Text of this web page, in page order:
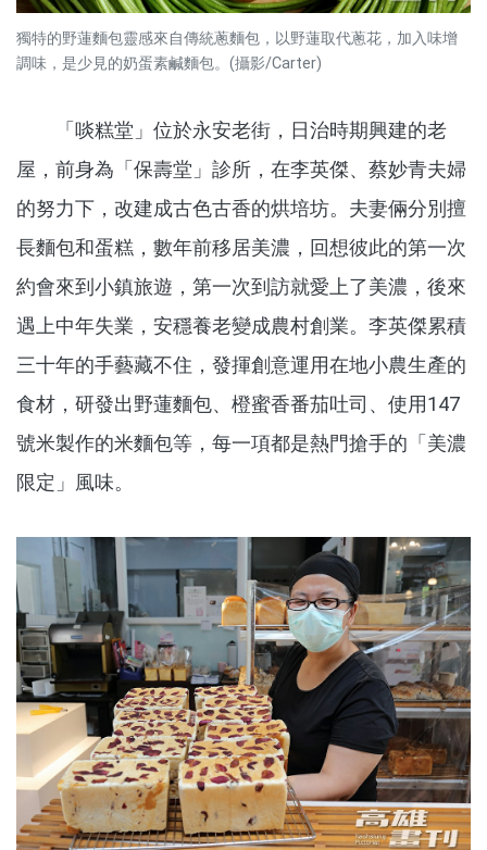
獨特的野蓮麵包靈感來自傳統蔥麵包，以野蓮取代蔥花，加入味增
調味，是少見的奶蛋素鹹麵包。(攝影/Carter)
「啖糕堂」位於永安老街，日治時期興建的老
屋，前身為「保壽堂」診所，在李英傑、蔡妙青夫婦
的努力下，改建成古色古香的烘培坊。夫妻倆分別擅
長麵包和蛋糕，數年前移居美濃，回想彼此的第一次
約會來到小鎮旅遊，第一次到訪就愛上了美濃，後來
遇上中年失業，安穩養老變成農村創業。李英傑累積
三十年的手藝藏不住，發揮創意運用在地小農生產的
食材，研發出野蓮麵包、橙蜜香番茄吐司、使用147
號米製作的米麵包等，每一項都是熱門搶手的「美濃
限定」風味。